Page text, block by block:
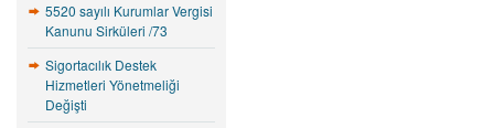
5520 sayılı Kurumlar Vergisi
Kanunu Sirküleri /73
Sigortacılık Destek
Hizmetleri Yönetmeliği
Değişti